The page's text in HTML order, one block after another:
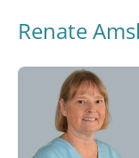
Renate